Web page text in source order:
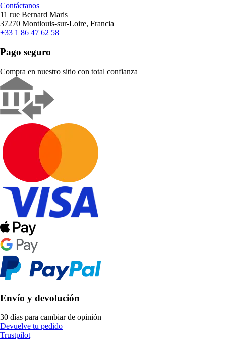
Contáctanos
11 rue Bernard Maris
37270 Montlouis-sur-Loire, Francia
+33 1 86 47 62 58
Pago seguro
Compra en nuestro sitio con total confianza
Envío y devolución
30 días para cambiar de opinión
Devuelve tu pedido
Trustpilot